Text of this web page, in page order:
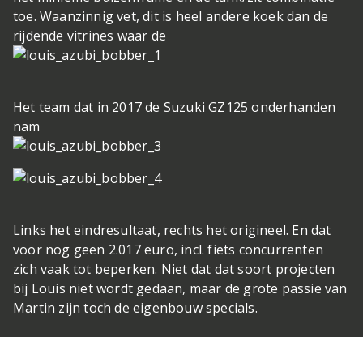
toe. Waanzinnig vet, dit is heel andere koek dan de
rijdende vitrines waar de
Het team dat in 2017 de Suzuki GZ125 onderhanden
nam
Links het eindresultaat, rechts het origineel. En dat
voor nog geen 2.017 euro, incl. fiets concurrenten
zich vaak tot beperken. Niet dat dat soort projecten
bij Louis niet wordt gedaan, maar de grote passie van
Martin zijn toch de eigenbouw specials.